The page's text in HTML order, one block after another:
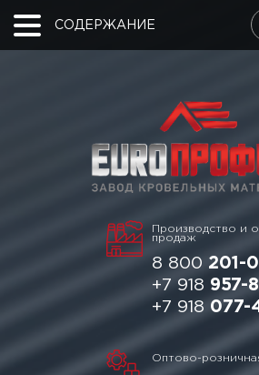
СОДЕРЖАНИЕ
Производство и
продаж
8 800 201-
+7 918 957-
+7 918 077-
Оптово-